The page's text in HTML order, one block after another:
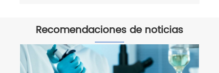
Recomendaciones de noticias